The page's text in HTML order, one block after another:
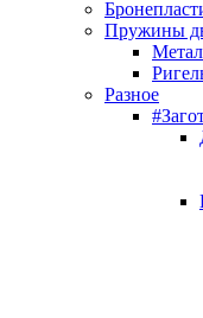
Пружины
Разное